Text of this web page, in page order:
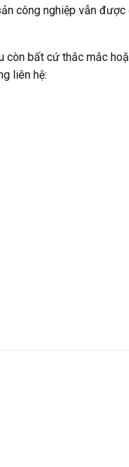
công nghiệp vẫn được
còn bất cứ thắc mắc
liên hệ: